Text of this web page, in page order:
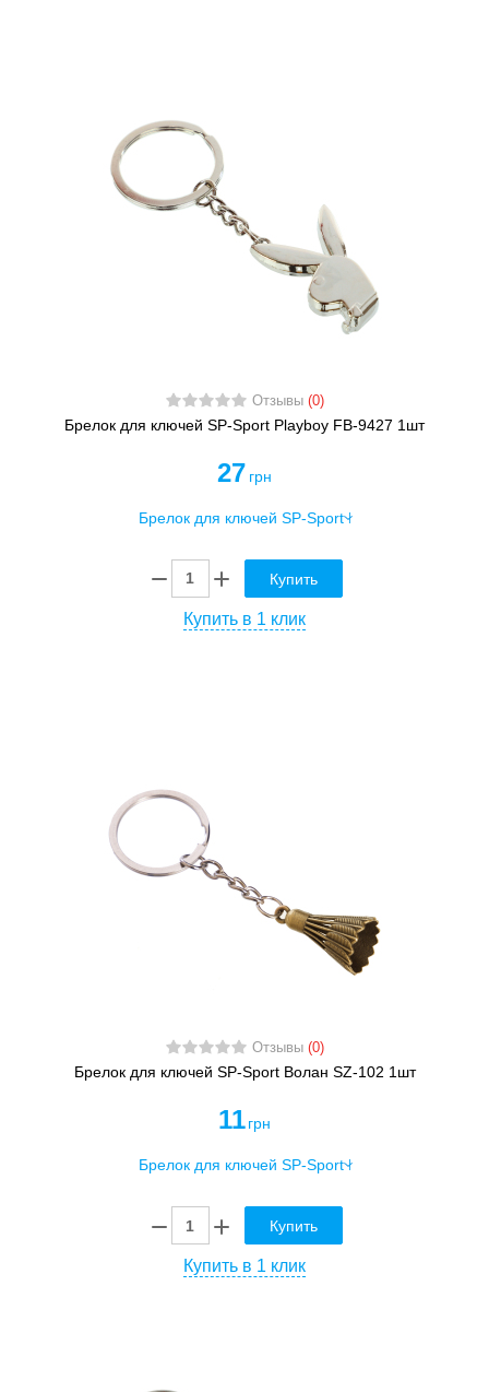
Отзывы (0)
Брелок для ключей SP-Sport Playboy FB-9427 1шт
27 грн
Купить
Купить в 1 клик
Отзывы (0)
Брелок для ключей SP-Sport Волан SZ-102 1шт
11 грн
Купить
Купить в 1 клик